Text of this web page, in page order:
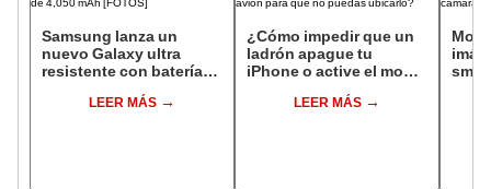
Samsung lanza un
nuevo Galaxy ultra
resistente con batería
[FOTOS]LEER MÁS
¿Cómo impedir que un
ladrón apague tu
iPhone o active el modo
puedas ubicarlo?
LEER MÁS